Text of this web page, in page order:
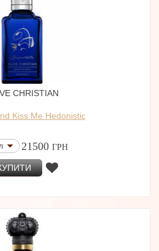
CHRISTIAN
Kiss Me Hedonistic
21500 ГРН